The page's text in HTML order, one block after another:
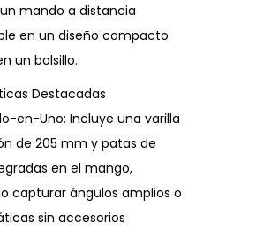
mando a distancia
en un diseño compacto
un bolsillo.
Destacadas
en-Uno: Incluye una varilla
de 205 mm y patas de
en el mango,
capturar ángulos amplios o
sin accesorios